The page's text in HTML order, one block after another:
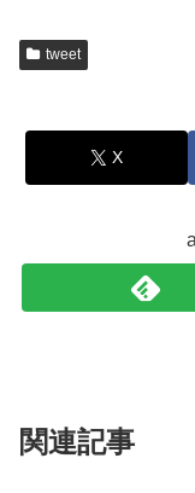
tweet
X
関連記事